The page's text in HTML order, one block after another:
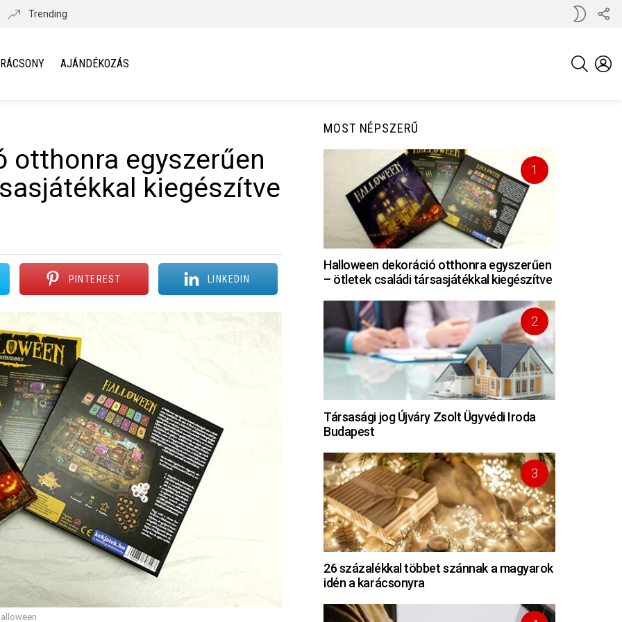
Trending
SWITCH
AJÁNDÉKOZÁS
KERESÉS
otthonra egyszerűen
kiegészítve
PINTEREST LINKEDIN
MOST NÉPSZERŰ
Halloween dekoráció otthonra egyszerűen
– ötletek családi társasjátékkal kiegészítve
Társasági jog Újváry Zsolt Ügyvédi Iroda
Budapest
26 százalékkal többet szánnak a magyarok
idén a karácsonyra